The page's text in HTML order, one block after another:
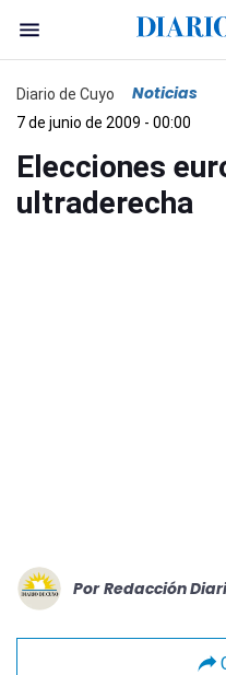
Diario de Cuyo Noticias
7 de junio de 2009 - 00:00
Elecciones
ultraderecha
Por Redacción